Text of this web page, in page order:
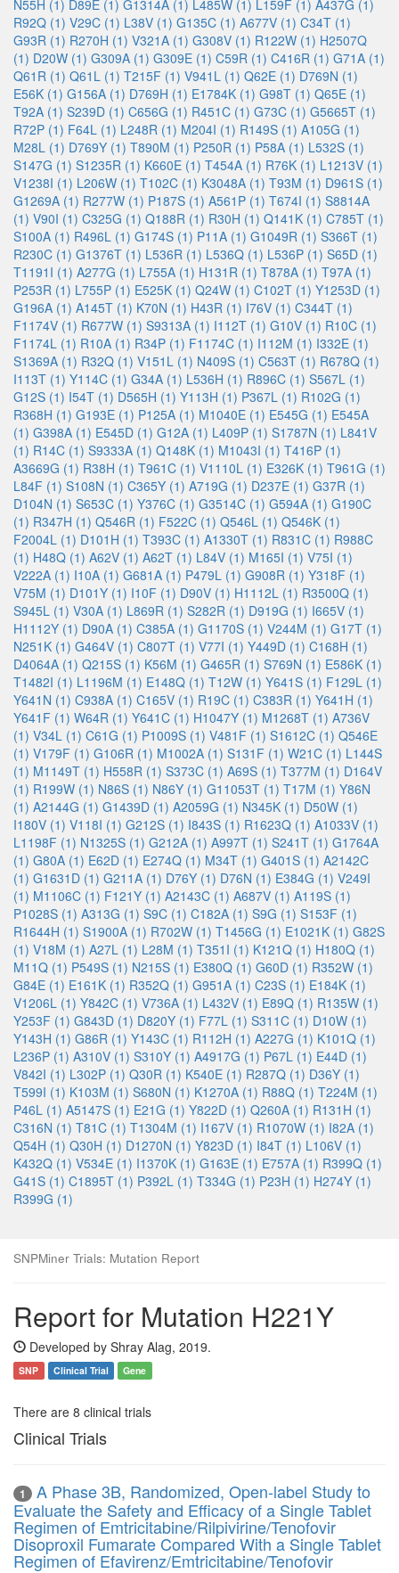
N55H (1) D89E (1) G1314A (1) L485W (1) L159F (1) A437G (1)
R92Q (1) V29C (1) L38V (1) G135C (1) A677V (1) C34T (1)
G93R (1) R270H (1) V321A (1) G308V (1) R122W (1) H2507Q
(1) D20W (1) G309A (1) G309E (1) C59R (1) C416R (1) G71A (1)
Q61R (1) Q61L (1) T215F (1) V941L (1) Q62E (1) D769N (1)
E56K (1) G156A (1) D769H (1) E1784K (1) G98T (1) Q65E (1)
T92A (1) S239D (1) C656G (1) R451C (1) G73C (1) G5665T (1)
R72P (1) F64L (1) L248R (1) M204I (1) R149S (1) A105G (1)
M28L (1) D769Y (1) T890M (1) P250R (1) P58A (1) L532S (1)
S147G (1) S1235R (1) K660E (1) T454A (1) R76K (1) L1213V (1)
V1238I (1) L206W (1) T102C (1) K3048A (1) T93M (1) D961S (1)
G1269A (1) R277W (1) P187S (1) A561P (1) T674I (1) S8814A
(1) V90I (1) C325G (1) Q188R (1) R30H (1) Q141K (1) C785T (1)
S100A (1) R496L (1) G174S (1) P11A (1) G1049R (1) S366T (1)
R230C (1) G1376T (1) L536R (1) L536Q (1) L536P (1) S65D (1)
T1191I (1) A277G (1) L755A (1) H131R (1) T878A (1) T97A (1)
P253R (1) L755P (1) E525K (1) Q24W (1) C102T (1) Y1253D (1)
G196A (1) A145T (1) K70N (1) H43R (1) I76V (1) C344T (1)
F1174V (1) R677W (1) S9313A (1) I112T (1) G10V (1) R10C (1)
F1174L (1) R10A (1) R34P (1) F1174C (1) I112M (1) I332E (1)
S1369A (1) R32Q (1) V151L (1) N409S (1) C563T (1) R678Q (1)
I113T (1) Y114C (1) G34A (1) L536H (1) R896C (1) S567L (1)
G12S (1) I54T (1) D565H (1) Y113H (1) P367L (1) R102G (1)
R368H (1) G193E (1) P125A (1) M1040E (1) E545G (1) E545A
(1) G398A (1) E545D (1) G12A (1) L409P (1) S1787N (1) L841V
(1) R14C (1) S9333A (1) Q148K (1) M1043I (1) T416P (1)
A3669G (1) R38H (1) T961C (1) V1110L (1) E326K (1) T961G (1)
L84F (1) S108N (1) C365Y (1) A719G (1) D237E (1) G37R (1)
D104N (1) S653C (1) Y376C (1) G3514C (1) G594A (1) G190C
(1) R347H (1) Q546R (1) F522C (1) Q546L (1) Q546K (1)
F2004L (1) D101H (1) T393C (1) A1330T (1) R831C (1) R988C
(1) H48Q (1) A62V (1) A62T (1) L84V (1) M165I (1) V75I (1)
V222A (1) I10A (1) G681A (1) P479L (1) G908R (1) Y318F (1)
V75M (1) D101Y (1) I10F (1) D90V (1) H1112L (1) R3500Q (1)
S945L (1) V30A (1) L869R (1) S282R (1) D919G (1) I665V (1)
H1112Y (1) D90A (1) C385A (1) G1170S (1) V244M (1) G17T (1)
N251K (1) G464V (1) C807T (1) V77I (1) Y449D (1) C168H (1)
D4064A (1) Q215S (1) K56M (1) G465R (1) S769N (1) E586K (1)
T1482I (1) L1196M (1) E148Q (1) T12W (1) Y641S (1) F129L (1)
Y641N (1) C938A (1) C165V (1) R19C (1) C383R (1) Y641H (1)
Y641F (1) W64R (1) Y641C (1) H1047Y (1) M1268T (1) A736V
(1) V34L (1) C61G (1) P1009S (1) V481F (1) S1612C (1) Q546E
(1) V179F (1) G106R (1) M1002A (1) S131F (1) W21C (1) L144S
(1) M1149T (1) H558R (1) S373C (1) A69S (1) T377M (1) D164V
(1) R199W (1) N86S (1) N86Y (1) G11053T (1) T17M (1) Y86N
(1) A2144G (1) G1439D (1) A2059G (1) N345K (1) D50W (1)
I180V (1) V118I (1) G212S (1) I843S (1) R1623Q (1) A1033V (1)
L1198F (1) N1325S (1) G212A (1) A997T (1) S241T (1) G1764A
(1) G80A (1) E62D (1) E274Q (1) M34T (1) G401S (1) A2142C
(1) G1631D (1) G211A (1) D76Y (1) D76N (1) E384G (1) V249I
(1) M1106C (1) F121Y (1) A2143C (1) A687V (1) A119S (1)
P1028S (1) A313G (1) S9C (1) C182A (1) S9G (1) S153F (1)
R1644H (1) S1900A (1) R702W (1) T1456G (1) E1021K (1) G82S
(1) V18M (1) A27L (1) L28M (1) T351I (1) K121Q (1) H180Q (1)
M11Q (1) P549S (1) N215S (1) E380Q (1) G60D (1) R352W (1)
G84E (1) E161K (1) R352Q (1) G951A (1) C23S (1) E184K (1)
V1206L (1) Y842C (1) V736A (1) L432V (1) E89Q (1) R135W (1)
Y253F (1) G843D (1) D820Y (1) F77L (1) S311C (1) D10W (1)
Y143H (1) G86R (1) Y143C (1) R112H (1) A227G (1) K101Q (1)
L236P (1) A310V (1) S310Y (1) A4917G (1) P67L (1) E44D (1)
V842I (1) L302P (1) Q30R (1) K540E (1) R287Q (1) D36Y (1)
T599I (1) K103M (1) S680N (1) K1270A (1) R88Q (1) T224M (1)
P46L (1) A5147S (1) E21G (1) Y822D (1) Q260A (1) R131H (1)
C316N (1) T81C (1) T1304M (1) I167V (1) R1070W (1) I82A (1)
Q54H (1) Q30H (1) D1270N (1) Y823D (1) I84T (1) L106V (1)
K432Q (1) V534E (1) I1370K (1) G163E (1) E757A (1) R399Q (1)
G41S (1) C1895T (1) P392L (1) T334G (1) P23H (1) H274Y (1)
R399G (1)
SNPMiner Trials: Mutation Report
Report for Mutation H221Y
Developed by Shray Alag, 2019.
SNP Clinical Trial Gene
There are 8 clinical trials
Clinical Trials
1
A Phase 3B, Randomized, Open-label Study to
Evaluate the Safety and Efficacy of a Single Tablet
Regimen of Emtricitabine/Rilpivirine/Tenofovir
Disoproxil Fumarate Compared With a Single Tablet
Regimen of Efavirenz/Emtricitabine/Tenofovir